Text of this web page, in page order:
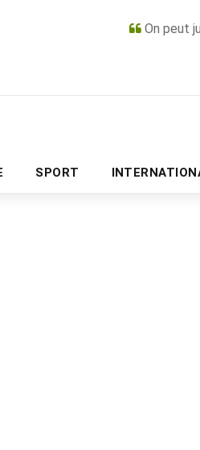
On peut
SPORTPUBLICITÉ